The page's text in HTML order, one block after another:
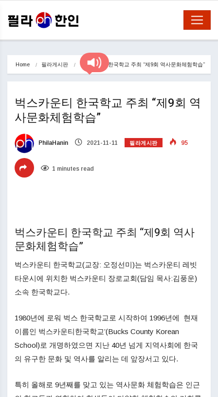
Home 필라게시판 벅스카운티 한국학교 주최 “제9회 역사문화체험학습”
벅스카운티 한국학교 주최 “제9회 역
사문화체험학습”
PhilaHanin 2021-11-11 필라게시판 95
1 minutes read
벅스카운티 한국학교 주최 “제9회 역사
문화체험학습”
벅스카운티 한국학교(교장: 오정선미)는 벅스카운티 레빗
타운시에 위치한 벅스카운티 장로교회(담임 목사:김풍운)
소속 한국학교다.
1980년에 로워 벅스 한국학교로 시작하여 1996년에 현재
이름인 벅스카운티한국학교’(Bucks County Korean
School)로 개명하였으면 지난 40년 넘게 지역사회에 한국
의 유구한 문화 및 역사를 알리는 데 앞장서고 있다.
특히 올해로 9년째를 맞고 있는 역사문화 체험학습은 인근